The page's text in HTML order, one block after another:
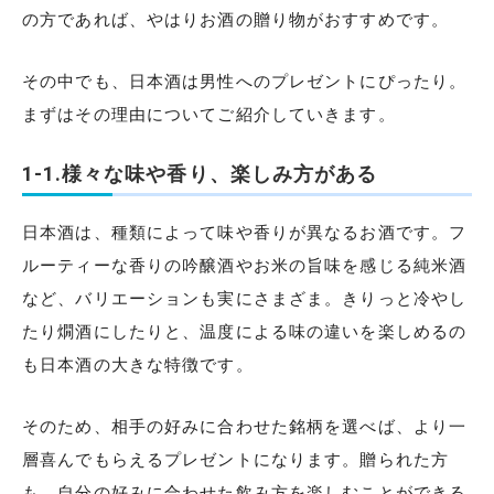
の方であれば、やはりお酒の贈り物がおすすめです。
その中でも、日本酒は男性へのプレゼントにぴったり。
まずはその理由についてご紹介していきます。
1-1.様々な味や香り、楽しみ方がある
日本酒は、種類によって味や香りが異なるお酒です。フ
ルーティーな香りの吟醸酒やお米の旨味を感じる純米酒
など、バリエーションも実にさまざま。きりっと冷やし
たり燗酒にしたりと、温度による味の違いを楽しめるの
も日本酒の大きな特徴です。
そのため、相手の好みに合わせた銘柄を選べば、より一
層喜んでもらえるプレゼントになります。贈られた方